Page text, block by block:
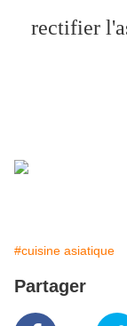
rectifier
#cuisine asiatique
Partager